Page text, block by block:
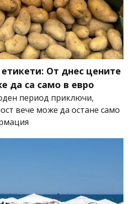
От днес цените
да са само в евро
период приключи,
вече може да остане само